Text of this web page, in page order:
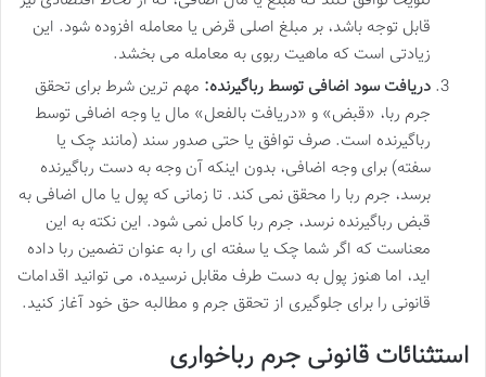
قابل توجه باشد، بر مبلغ اصلی قرض یا معامله افزوده شود. این
زیادتی است که ماهیت ربوی به معامله می بخشد.
دریافت سود اضافی توسط رباگیرنده: مهم ترین شرط برای تحقق
جرم ربا، «قبض» و «دریافت بالفعل» مال یا وجه اضافی توسط
رباگیرنده است. صرف توافق یا حتی صدور سند (مانند چک یا
سفته) برای وجه اضافی، بدون اینکه آن وجه به دست رباگیرنده
برسد، جرم ربا را محقق نمی کند. تا زمانی که پول یا مال اضافی به
قبض رباگیرنده نرسد، جرم ربا کامل نمی شود. این نکته به این
معناست که اگر شما چک یا سفته ای را به عنوان تضمین ربا داده
اید، اما هنوز پول به دست طرف مقابل نرسیده، می توانید اقدامات
قانونی را برای جلوگیری از تحقق جرم و مطالبه حق خود آغاز کنید.
استثنائات قانونی جرم رباخواری